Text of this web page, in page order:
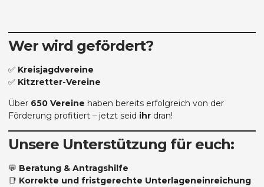
Wer wird gefördert?
✅ Kreisjagdvereine
✅ Kitzretter-Vereine
Über 650 Vereine haben bereits erfolgreich von der
Förderung profitiert – jetzt seid ihr dran!
Unsere Unterstützung für euch:
💬 Beratung & Antragshilfe
📑 Korrekte und fristgerechte Unterlageneinreichung